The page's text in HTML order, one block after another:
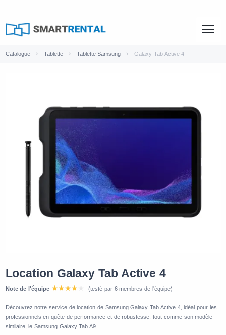
Catalogue Tablette Tablette Samsung Galaxy Tab Active 4
Location Galaxy Tab Active 4
Note de l'équipe (testé par 6 membres de l'équipe)
Découvrez notre service de location de Samsung Galaxy Tab Active 4, idéal pour les
professionnels en quête de performance et de robustesse, tout comme son modèle
similaire, le Samsung Galaxy Tab A9.